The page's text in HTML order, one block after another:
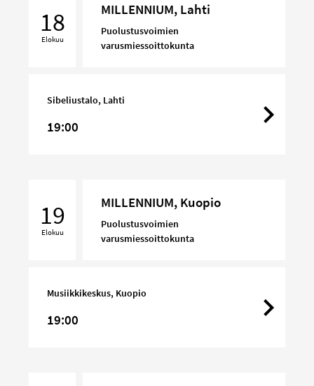
Lahti18
Elokuu
MILLENNIUM, Lahti
Puolustusvoimien
varusmiessoittokunta
Sibeliustalo, Lahti
19:00
Kuopio
19
Elokuu
MILLENNIUM, Kuopio
Puolustusvoimien
varusmiessoittokunta
Musiikkikeskus, Kuopio
19:00